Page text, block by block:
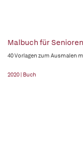
Malbuch für
40 Vorlagen zum Ausmalen
2020 | Buch